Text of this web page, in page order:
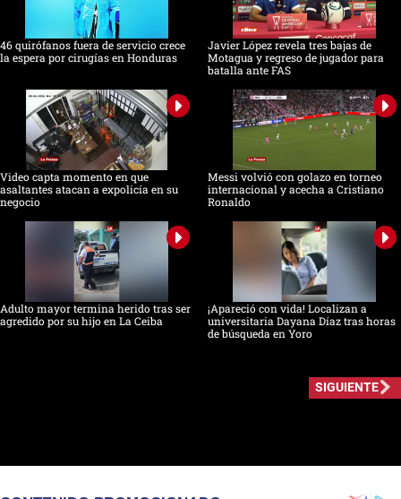
46 quirófanos fuera de servicio crece
la espera por cirugías en Honduras
Javier López revela tres bajas de
Motagua y regreso de jugador para
batalla ante FAS
Video capta momento en que
asaltantes atacan a expolicía en su
negocio
Messi volvió con golazo en torneo
internacional y acecha a Cristiano
Ronaldo
Adulto mayor termina herido tras ser
agredido por su hijo en La Ceiba
¡Apareció con vida! Localizan a
universitaria Dayana Díaz tras horas
de búsqueda en Yoro
SIGUIENTE